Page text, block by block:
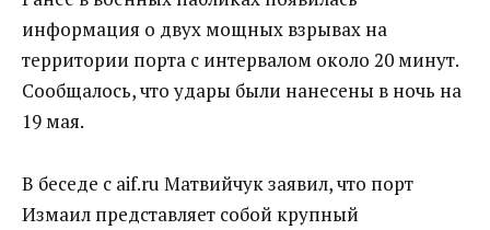
информация о двух мощных взрывах на
территории порта с интервалом около 20 минут.
Сообщалось, что удары были нанесены в ночь на
19 мая.
В беседе с aif.ru Матвийчук заявил, что порт
Измаил представляет собой крупный